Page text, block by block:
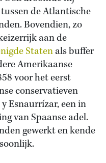
de Atlantische
Bovendien, zo
aan de
Statenals buffer
Amerikaanse
voor het eerst
conservatieven
Esnaurrízar, een in
van Spaanse adel.
gewerkt en kende